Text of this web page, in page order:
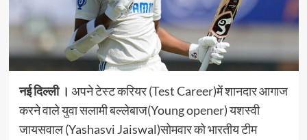
नई दिल्‍ली । अपने टेस्ट करियर (Test Career)में शानदार आगाज
करने वाले युवा सलामी बल्लेबाज(Young opener) यशस्वी
जायसवाल (Yashasvi Jaiswal)सोमवार को भारतीय टीम